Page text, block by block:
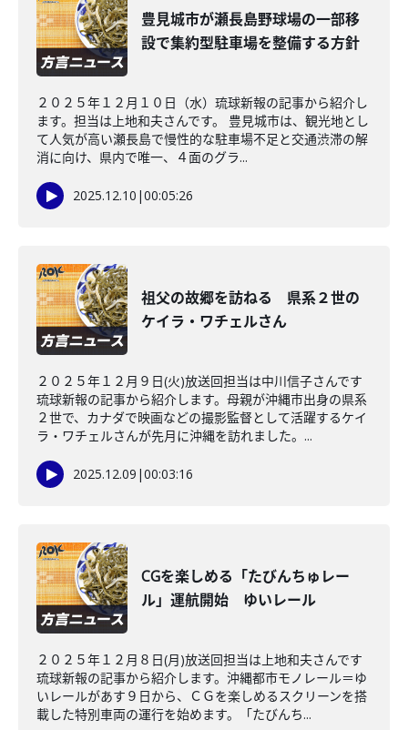
豊見城市が瀬長島野球場の一部移
設で集約型駐車場を整備する方針
２０２５年１２月１０日（水）琉球新報の記事から紹介し
ます。担当は上地和夫さんです。 豊見城市は、観光地とし
て人気が高い瀬長島で慢性的な駐車場不足と交通渋滞の解
消に向け、県内で唯一、４面のグラ...
2025.12.10 |00:05:26
祖父の故郷を訪ねる 県系２世の
ケイラ・ワチェルさん
２０２５年１２月９日(火)放送回担当は中川信子さんです
琉球新報の記事から紹介します。母親が沖縄市出身の県系
２世で、カナダで映画などの撮影監督として活躍するケイ
ラ・ワチェルさんが先月に沖縄を訪れました。...
2025.12.09 |00:03:16
CGを楽しめる「たびんちゅレー
ル」運航開始 ゆいレール
２０２５年１２月８日(月)放送回担当は上地和夫さんです
琉球新報の記事から紹介します。沖縄都市モノレール＝ゆ
いレールがあす９日から、ＣＧを楽しめるスクリーンを搭
載した特別車両の運行を始めます。「たびんち...